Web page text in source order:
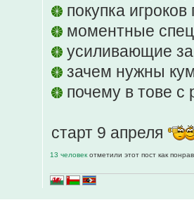
покупка
моментные
усиливающие
зачем нужны
почему в тове
старт 9 апреля
13 человек отметили этот пост как